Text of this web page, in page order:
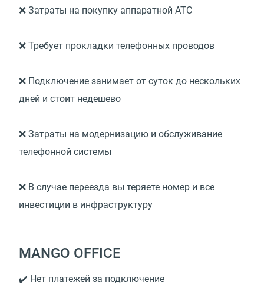
❌ Затраты на покупку аппаратной АТС
❌ Требует прокладки телефонных проводов
❌ Подключение занимает от суток до нескольких
дней и стоит недешево
❌ Затраты на модернизацию и обслуживание
телефонной системы
❌ В случае переезда вы теряете номер и все
инвестиции в инфраструктуру
MANGO OFFICE
✔️ Нет платежей за подключение